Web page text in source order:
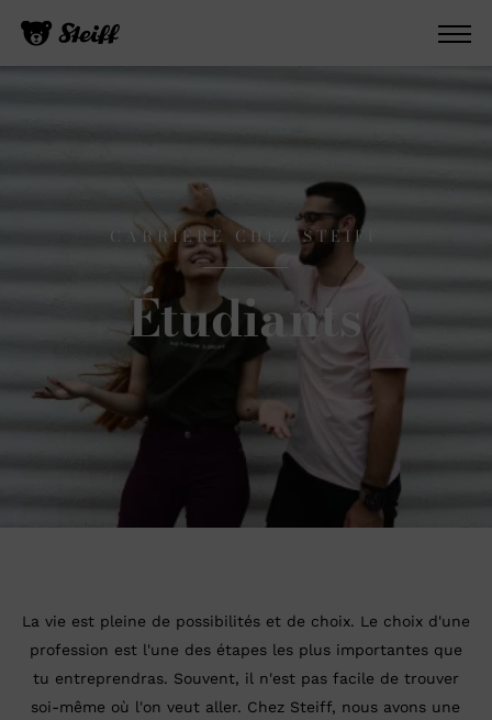
CARRIÈRE CHEZ STEIFF
Étudiants
La vie est pleine de possibilités et de choix. Le choix d'une
profession est l'une des étapes les plus importantes que
tu entreprendras. Souvent, il n'est pas facile de trouver
soi-même où l'on veut aller. Chez Steiff, nous avons une